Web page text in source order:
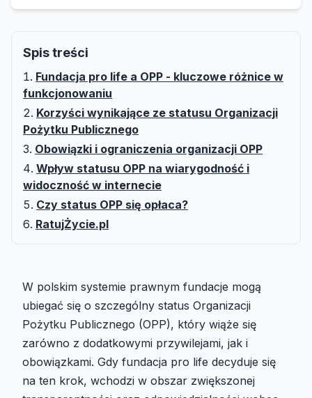
Spis treści
Fundacja pro life a OPP - kluczowe różnice w
funkcjonowaniu
Korzyści wynikające ze statusu Organizacji
Pożytku Publicznego
Obowiązki i ograniczenia organizacji OPP
Wpływ statusu OPP na wiarygodność i
widoczność w internecie
Czy status OPP się opłaca?
RatujŻycie.pl
W polskim systemie prawnym fundacje mogą
ubiegać się o szczególny status Organizacji
Pożytku Publicznego (OPP), który wiąże się
zarówno z dodatkowymi przywilejami, jak i
obowiązkami. Gdy fundacja pro life decyduje się
na ten krok, wchodzi w obszar zwiększonej